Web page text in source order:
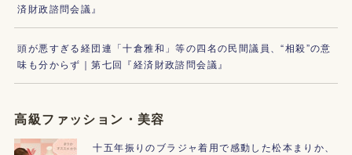
済財政諮問会議』
頭が悪すぎる経団連「十倉雅和」等の四名の民間議員、“相殺”の意
味も分からず｜第七回『経済財政諮問会議』
高級ファッション・美容
十五年振りのブラジャ着用で感動した松本まりか、